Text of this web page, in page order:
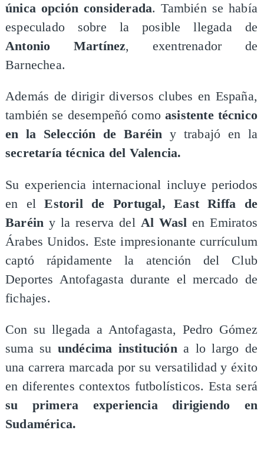
única opción considerada. También se había
especulado sobre la posible llegada de
Antonio Martínez, exentrenador de
Barnechea.
Además de dirigir diversos clubes en España,
también se desempeñó como asistente técnico
en la Selección de Baréin y trabajó en la
secretaría técnica del Valencia.
Su experiencia internacional incluye periodos
en elEstoril de Portugal, East Riffa de
Baréin y la reserva del Al Waslen Emiratos
Árabes Unidos. Este impresionante currículum
captó rápidamente la atención del Club
Deportes Antofagasta durante el mercado de
fichajes.
Con su llegada a Antofagasta, Pedro Gómez
suma su undécima institucióna lo largo de
una carrera marcada por su versatilidad y éxito
en diferentes contextos futbolísticos. Esta será
su primera experiencia dirigiendo en
Sudamérica.